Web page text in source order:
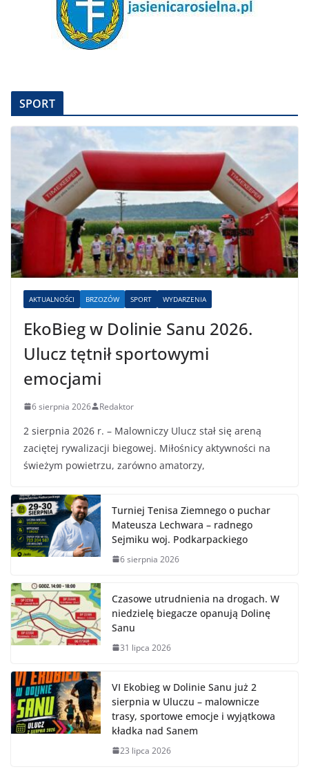
SPORT
AKTUALNOŚCI BRZOZÓW SPORT WYDARZENIA
EkoBieg w Dolinie Sanu 2026.
Ulucz tętnił sportowymi
emocjami
6 sierpnia 2026 Redaktor
2 sierpnia 2026 r. – Malowniczy Ulucz stał się areną
zaciętej rywalizacji biegowej. Miłośnicy aktywności na
świeżym powietrzu, zarówno amatorzy,
Turniej Tenisa Ziemnego o puchar
Mateusza Lechwara – radnego
Sejmiku woj. Podkarpackiego
6 sierpnia 2026
Czasowe utrudnienia na drogach. W
niedzielę biegacze opanują Dolinę
Sanu
31 lipca 2026
VI Ekobieg w Dolinie Sanu już 2
sierpnia w Uluczu – malownicze
trasy, sportowe emocje i wyjątkowa
kładka nad Sanem
23 lipca 2026